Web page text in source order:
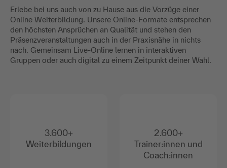
Erlebe bei uns auch von zu Hause aus die Vorzüge einer
Online Weiterbildung. Unsere Online-Formate entsprechen
den höchsten Ansprüchen an Qualität und stehen den
Präsenzveranstaltungen auch in der Praxisnähe in nichts
nach. Gemeinsam Live-Online lernen in interaktiven
Gruppen oder auch digital zu einem Zeitpunkt deiner Wahl.
3.600+
Weiterbildungen
2.600+
Trainer:innen und
Coach:innen